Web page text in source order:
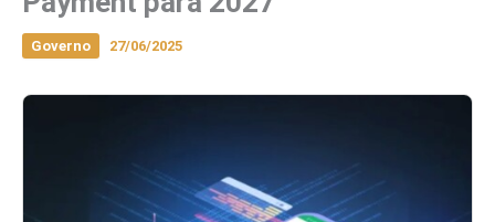
Governo 27/06/2025